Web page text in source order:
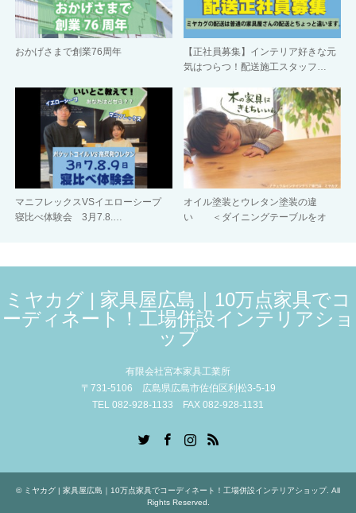
おかげさまで創業76周年
【正社員募集】インテリア好きな元
気はつらつ！配送施工スタッフ…
マニフレックスVSイエローシープ
寝比べ体験会 3月7.8.…
オイル塗装とウレタン塗装の違
い ＜ダイニングテーブルをオ
ミヤカグ | 家具屋広島｜10万点家具でコ
ーディネート！工場併設インテリアショ
ップ
有限会社宮本家具工業所
〒731-5106 広島県広島市佐伯区利松3-5-19
TEL 082-928-1133 FAX 082-928-1131
RSS
© ミヤカグ | 家具屋広島｜10万点家具でコーディネート！工場併設インテリアショップ. All
Rights Reserved.